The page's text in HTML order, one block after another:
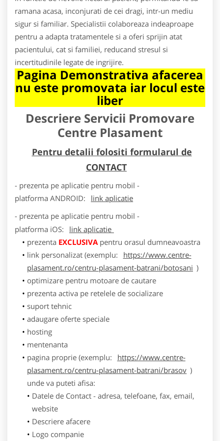
ramana acasa, inconjurati de cei dragi, intr-un mediu
sigur si familiar. Specialistii colaboreaza indeaproape
pentru a adapta tratamentele si a oferi sprijin atat
pacientului, cat si familiei, reducand stresul si
incertitudinile legate de ingrijire.
Pagina Demonstrativa afacerea
nu este promovata iar locul este
liber
Descriere Servicii Promovare
Centre Plasament
Pentru detalii folositi formularul de
CONTACT
- prezenta pe aplicatie pentru mobil -
platforma ANDROID:
link aplicatie
- prezenta pe aplicatie pentru mobil -
platforma iOS:
link aplicatie
prezenta EXCLUSIVApentru orasul dumneavoastra
link personalizat (exemplu:
https://www.centre-
plasament.ro/centru-plasament-batrani/botosani )
optimizare pentru motoare de cautare
prezenta activa pe retelele de socializare
suport tehnic
adaugare oferte speciale
hosting
mentenanta
pagina proprie (exemplu:
https://www.centre-
plasament.ro/centru-plasament-batrani/brasov )
unde va puteti afisa:
Datele de Contact - adresa, telefoane, fax, email,
website
Descriere afacere
Logo companie